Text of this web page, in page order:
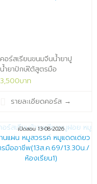
คอร์สเรียนขนมจีนน้ำยาปู
น้ำยาปักษ์ใต้สูตรมือ
อาชีพ(11ส.ค.69/09.30น./
3,500บาท
รายละเอียดคอร์ส →
เปิดสอน 13-08-2026